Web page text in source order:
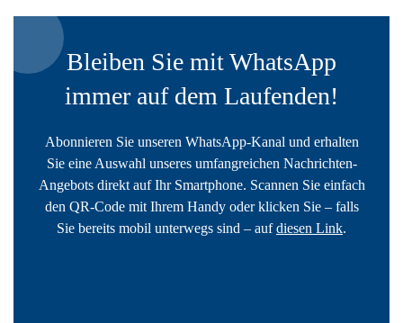
Bleiben Sie mit WhatsApp
immer auf dem Laufenden!
Abonnieren Sie unseren WhatsApp-Kanal und erhalten
Sie eine Auswahl unseres umfangreichen Nachrichten-
Angebots direkt auf Ihr Smartphone. Scannen Sie einfach
den QR-Code mit Ihrem Handy oder klicken Sie – falls
Sie bereits mobil unterwegs sind – aufdiesen Link.